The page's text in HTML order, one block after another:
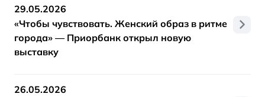
29.05.2026
«Чтобы чувствовать. Женский образ в ритме
города» — Приорбанк открыл новую
выставку
26.05.2026